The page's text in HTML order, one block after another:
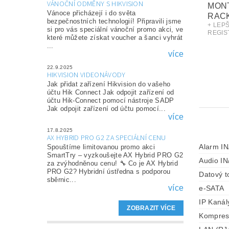
VÁNOČNÍ ODMĚNY S HIKVISION
Vánoce přicházejí i do světa
bezpečnostních technologií! Připravili jsme
si pro vás speciální vánoční promo akci, ve
které můžete získat voucher a šanci vyhrát
...
více
22.9.2025
HIKVISION VIDEONÁVODY
Jak přidat zařízení Hikvision do vašeho
účtu Hik Connect Jak odpojit zařízení od
účtu Hik-Connect pomocí nástroje SADP
Jak odpojit zařízení od účtu pomocí...
více
17.8.2025
AX HYBRID PRO G2 ZA SPECIÁLNÍ CENU
Spouštíme limitovanou promo akci
SmartTry – vyzkoušejte AX Hybrid PRO G2
za zvýhodněnou cenu! 🔧 Co je AX Hybrid
PRO G2? Hybridní ústředna s podporou
sběrnic...
více
ZOBRAZIT VÍCE
+
Alarm
Audio
Datový
e-SATA
IP